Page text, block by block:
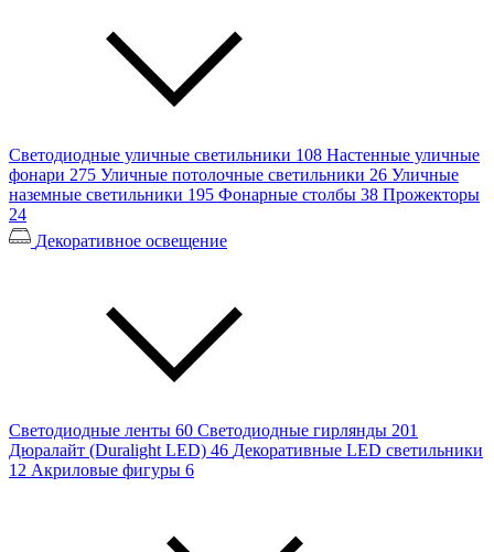
Светодиодные уличные светильники 108 Настенные уличные
фонари 275 Уличные потолочные светильники 26 Уличные
наземные светильники 195 Фонарные столбы 38 Прожекторы
24
Декоративное освещение
Светодиодные ленты 60 Светодиодные гирлянды 201
Дюралайт (Duralight LED) 46 Декоративные LED светильники
12 Акриловые фигуры 6